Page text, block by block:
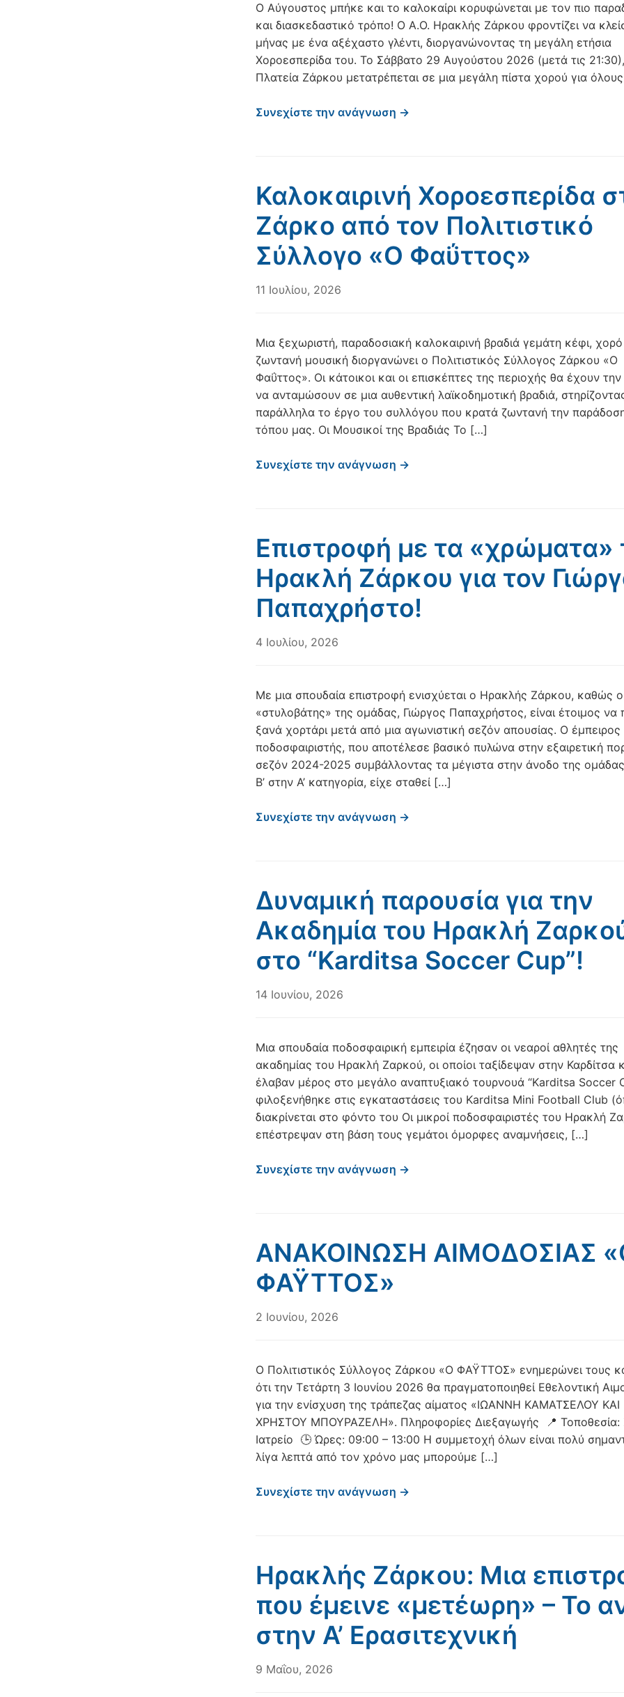
Ο Αύγουστος μπήκε και το καλοκαίρι κορυφώνεται με τον πιο
και διασκεδαστικό τρόπο! Ο Α.Ο. Ηρακλής Ζάρκου φροντίζει να
μήνας με ένα αξέχαστο γλέντι, διοργανώνοντας τη μεγάλη ετήσια
Χοροεσπερίδα του. Το Σάββατο 29 Αυγούστου 2026 (μετά τις
Πλατεία Ζάρκου μετατρέπεται σε μια μεγάλη πίστα χορού για
Συνεχίστε την ανάγνωση →
Καλοκαιρινή Χοροεσπερίδα
Ζάρκο από τον Πολιτιστικό
Σύλλογο «Ο Φαΰττος»
11 Ιουλίου, 2026
Μια ξεχωριστή, παραδοσιακή καλοκαιρινή βραδιά γεμάτη κέφι, χορό
ζωντανή μουσική διοργανώνει ο Πολιτιστικός Σύλλογος Ζάρκου «Ο
Φαΰττος». Οι κάτοικοι και οι επισκέπτες της περιοχής θα έχουν την
να ανταμώσουν σε μια αυθεντική λαϊκοδημοτική βραδιά,
παράλληλα το έργο του συλλόγου που κρατά ζωντανή την
τόπου μας. Οι Μουσικοί της Βραδιάς Το […]
Συνεχίστε την ανάγνωση →
Επιστροφή με τα «χρώματα»
Ηρακλή Ζάρκου για τον
Παπαχρήστο!
4 Ιουλίου, 2026
Με μια σπουδαία επιστροφή ενισχύεται ο Ηρακλής Ζάρκου, καθώς ο
«στυλοβάτης» της ομάδας, Γιώργος Παπαχρήστος, είναι έτοιμος να
ξανά χορτάρι μετά από μια αγωνιστική σεζόν απουσίας. Ο έμπειρος
ποδοσφαιριστής, που αποτέλεσε βασικό πυλώνα στην εξαιρετική
σεζόν 2024-2025 συμβάλλοντας τα μέγιστα στην άνοδο της
Β’ στην Α’ κατηγορία, είχε σταθεί […]
Συνεχίστε την ανάγνωση →
Δυναμική παρουσία για την
Ακαδημία του Ηρακλή
στο “Karditsa Soccer Cup”!
14 Ιουνίου, 2026
Μια σπουδαία ποδοσφαιρική εμπειρία έζησαν οι νεαροί αθλητές της
ακαδημίας του Ηρακλή Ζαρκού, οι οποίοι ταξίδεψαν στην Καρδίτσα
έλαβαν μέρος στο μεγάλο αναπτυξιακό τουρνουά “Karditsa Soccer
φιλοξενήθηκε στις εγκαταστάσεις του Karditsa Mini Football Club
διακρίνεται στο φόντο του Οι μικροί ποδοσφαιριστές του Ηρακλή
επέστρεψαν στη βάση τους γεμάτοι όμορφες αναμνήσεις, […]
Συνεχίστε την ανάγνωση →
ΑΝΑΚΟΙΝΩΣΗ ΑΙΜΟΔΟΣΙΑΣ
ΦΑΫΤΤΟΣ»
2 Ιουνίου, 2026
Ο Πολιτιστικός Σύλλογος Ζάρκου «Ο ΦΑΫΤΤΟΣ» ενημερώνει τους
ότι την Τετάρτη 3 Ιουνίου 2026 θα πραγματοποιηθεί Εθελοντική
για την ενίσχυση της τράπεζας αίματος «ΙΩΑΝΝΗ ΚΑΜΑΤΣΕΛΟΥ ΚΑΙ
ΧΡΗΣΤΟΥ ΜΠΟΥΡΑΖΕΛΗ». Πληροφορίες Διεξαγωγής 📍 Τοποθεσία:
Ιατρείο 🕒 Ώρες: 09:00 – 13:00 Η συμμετοχή όλων είναι πολύ
λίγα λεπτά από τον χρόνο μας μπορούμε […]
Συνεχίστε την ανάγνωση →
Ηρακλής Ζάρκου: Μια
που έμεινε «μετέωρη» – Το
στην Α’ Ερασιτεχνική
9 Μαΐου, 2026